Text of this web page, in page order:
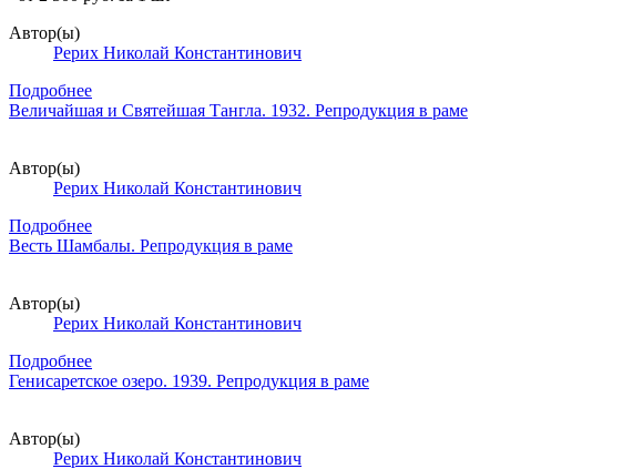
Автор(ы)
Рерих Николай Константинович
Подробнее
Величайшая и Святейшая Тангла. 1932. Репродукция в раме
Автор(ы)
Рерих Николай Константинович
Подробнее
Весть Шамбалы. Репродукция в раме
Автор(ы)
Рерих Николай Константинович
Подробнее
Генисаретское озеро. 1939. Репродукция в раме
Автор(ы)
Рерих Николай Константинович